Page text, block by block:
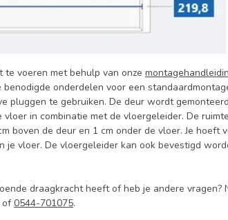
te voeren met behulp van onze
onderdelen voor een
pluggen te gebruiken. De deur wordt
vloer in combinatie met de vloergeleider. De
boven de deur en 1 cm onder de vloer. Je hoeft
je vloer. De vloergeleider kan ook bevestigd
draagkracht heeft of heb je andere vragen?
of0544-701075.